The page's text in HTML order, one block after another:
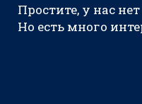
Простите, у нас
Но есть много